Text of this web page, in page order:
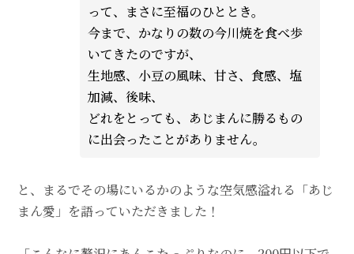
って、まさに至福のひととき。
今まで、かなりの数の今川焼を食べ歩
いてきたのですが、
生地感、小豆の風味、甘さ、食感、塩
加減、後味、
どれをとっても、あじまんに勝るもの
に出会ったことがありません。
と、まるでその場にいるかのような空気感溢れる「あじ
まん愛」を語っていただきました！